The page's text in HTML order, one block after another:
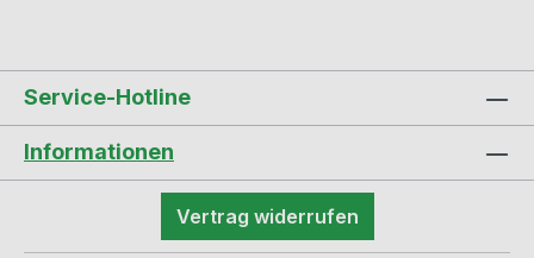
Service-Hotline
Informationen
Vertrag widerrufen